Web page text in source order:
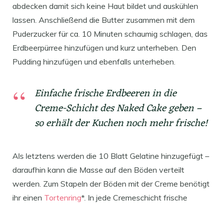
abdecken damit sich keine Haut bildet und auskühlen
lassen. Anschließend die Butter zusammen mit dem
Puderzucker für ca. 10 Minuten schaumig schlagen, das
Erdbeerpürree hinzufügen und kurz unterheben. Den
Pudding hinzufügen und ebenfalls unterheben.
Einfache frische Erdbeeren in die
Creme-Schicht des Naked Cake geben –
so erhält der Kuchen noch mehr frische!
Als letztens werden die 10 Blatt Gelatine hinzugefügt –
daraufhin kann die Masse auf den Böden verteilt
werden. Zum Stapeln der Böden mit der Creme benötigt
ihr einen Tortenring*. In jede Cremeschicht frische